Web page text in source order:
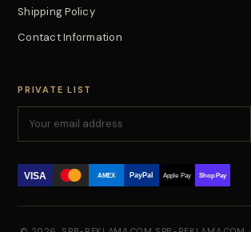
Shipping Policy
Contact Information
PRIVATE LIST
VISA AMEX PayPal Apple Pay Shop Pay